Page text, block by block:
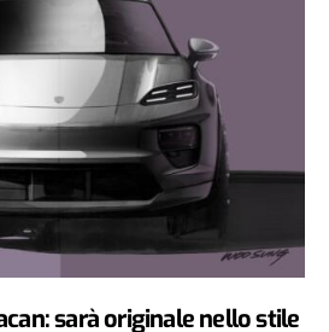
sarà originale nello stile